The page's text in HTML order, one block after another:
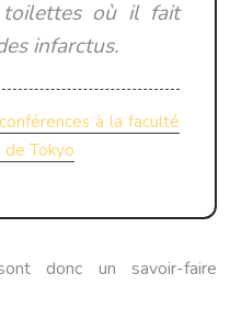
où il fait
infarctus.
à la faculté
de Tokyo
donc un savoir-faire